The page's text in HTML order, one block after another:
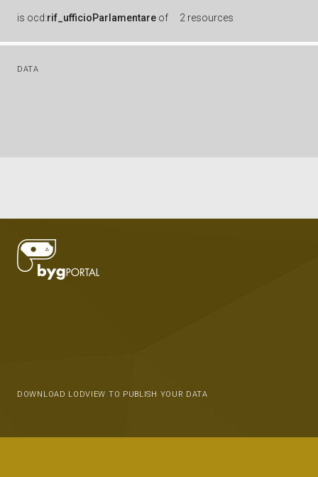
is ocd:rif_ufficioParlamentare of 2 resources
DATA
DOWNLOAD LODVIEW TO PUBLISH YOUR DATA